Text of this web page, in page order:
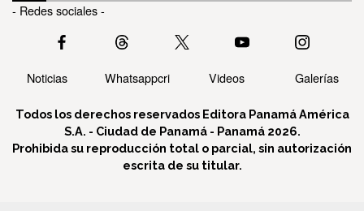
- Redes sociales -
Noticias Whatsappcri Videos Galerías
Todos los derechos reservados Editora Panamá América
S.A. - Ciudad de Panamá - Panamá 2026.
Prohibida su reproducción total o parcial, sin autorización
escrita de su titular.